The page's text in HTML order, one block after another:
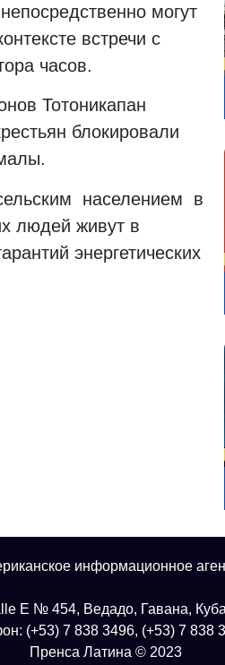
могут
встречи с
часов.
Тотоникапан
блокировали
населением в
людей живут в
энергетических
информационное
E № 454, Ведадо, Гавана,
(+53) 7 838 3496, (+53) 7 838
Пренса Латина © 2023